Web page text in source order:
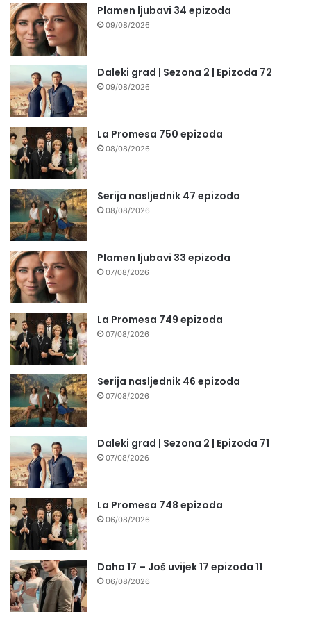
Plamen ljubavi 34 epizoda
09/08/2026
Daleki grad | Sezona 2 | Epizoda 72
09/08/2026
La Promesa 750 epizoda
08/08/2026
Serija nasljednik 47 epizoda
08/08/2026
Plamen ljubavi 33 epizoda
07/08/2026
La Promesa 749 epizoda
07/08/2026
Serija nasljednik 46 epizoda
07/08/2026
Daleki grad | Sezona 2 | Epizoda 71
07/08/2026
La Promesa 748 epizoda
06/08/2026
Daha 17 – Još uvijek 17 epizoda 11
06/08/2026